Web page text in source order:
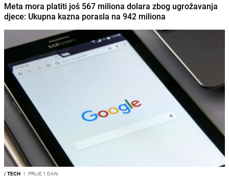
Meta mora platiti još 567 miliona dolara zbog ugrožavanja
djece: Ukupna kazna porasla na 942 miliona
/TECH I PRIJE 1 DAN